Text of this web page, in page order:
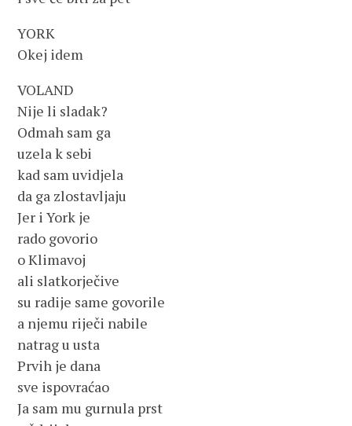
YORK
Okej idem
VOLAND
Nije li sladak?
Odmah sam ga
uzela k sebi
kad sam uvidjela
da ga zlostavljaju
Jer i York je
rado govorio
o Klimavoj
ali slatkorječive
su radije same govorile
a njemu riječi nabile
natrag u usta
Prvih je dana
sve ispovraćao
Ja sam mu gurnula prst